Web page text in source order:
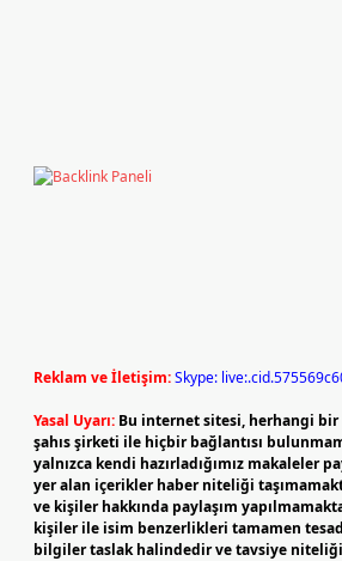
Reklam ve İletişim:Skype:
Yasal Uyarı: Bu internet sitesi, herhangi
şahıs şirketi ile hiçbir bağlantısı
yalnızca kendi hazırladığımız makaleler
yer alan içerikler haber niteliği
ve kişiler hakkında paylaşım
kişiler ile isim benzerlikleri tamamen
bilgiler taslak halindedir ve tavsiye niteliği